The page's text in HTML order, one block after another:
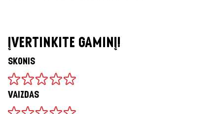
ĮVERTINKITE GAMINĮ!
SKONIS
VAIZDAS